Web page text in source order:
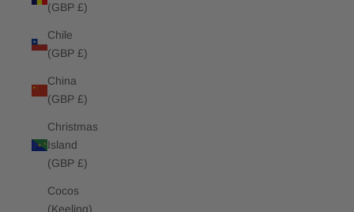
(GBP £)
Chile
(GBP £)
China
(GBP £)
Christmas
Island
(GBP £)
Cocos
(Keeling)